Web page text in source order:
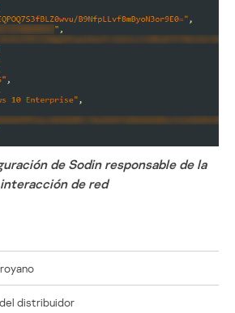
de Sodin responsable de la
interacción de red
distribuidor